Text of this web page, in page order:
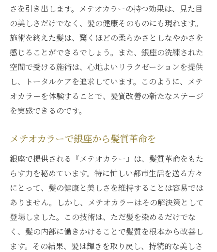
さを引き出します。メテオカラーの持つ効果は、見た目
の美しさだけでなく、髪の健康そのものにも現れます。
施術を終えた髪は、驚くほどの柔らかさとしなやかさを
感じることができるでしょう。また、銀座の洗練された
空間で受ける施術は、心地よいリラクゼーションを提供
し、トータルケアを追求しています。このように、メテ
オカラーを体験することで、髪質改善の新たなステージ
を実感できるのです。
メテオカラーで銀座から髪質革命を
銀座で提供される『メテオカラー』は、髪質革命をもた
らす力を秘めています。特に忙しい都市生活を送る方々
にとって、髪の健康と美しさを維持することは容易では
ありません。しかし、メテオカラーはその解決策として
登場しました。この技術は、ただ髪を染めるだけでな
く、髪の内部に働きかけることで髪質を根本から改善し
ます。その結果、髪は輝きを取り戻し、持続的な美しさ